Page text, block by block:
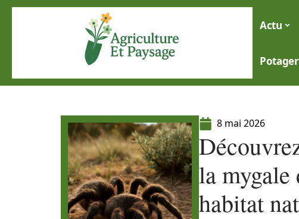
Actu
Potager
8 mai 2026
la mygale
habitat